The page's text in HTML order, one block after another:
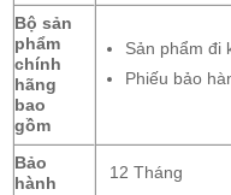
Bộ sản
phẩm
chính
hãng
bao
gồm
Sản phẩm đi
Phiếu bảo
Bảo
hành
12 Tháng